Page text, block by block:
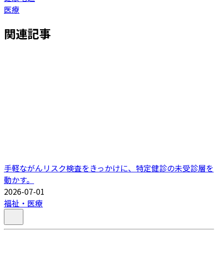
医療
関連記事
手軽ながんリスク検査をきっかけに、特定健診の未受診層を
動かす。
2026-07-01
福祉・医療